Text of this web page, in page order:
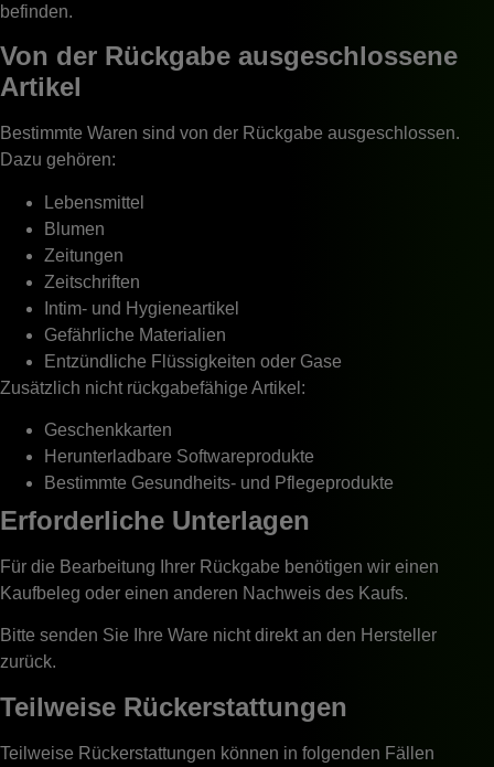
befinden.
Von der Rückgabe ausgeschlossene
Artikel
Bestimmte Waren sind von der Rückgabe ausgeschlossen.
Dazu gehören:
Lebensmittel
Blumen
Zeitungen
Zeitschriften
Intim- und Hygieneartikel
Gefährliche Materialien
Entzündliche Flüssigkeiten oder Gase
Zusätzlich nicht rückgabefähige Artikel:
Geschenkkarten
Herunterladbare Softwareprodukte
Bestimmte Gesundheits- und Pflegeprodukte
Erforderliche Unterlagen
Für die Bearbeitung Ihrer Rückgabe benötigen wir einen
Kaufbeleg oder einen anderen Nachweis des Kaufs.
Bitte senden Sie Ihre Ware nicht direkt an den Hersteller
zurück.
Teilweise Rückerstattungen
Teilweise Rückerstattungen können in folgenden Fällen